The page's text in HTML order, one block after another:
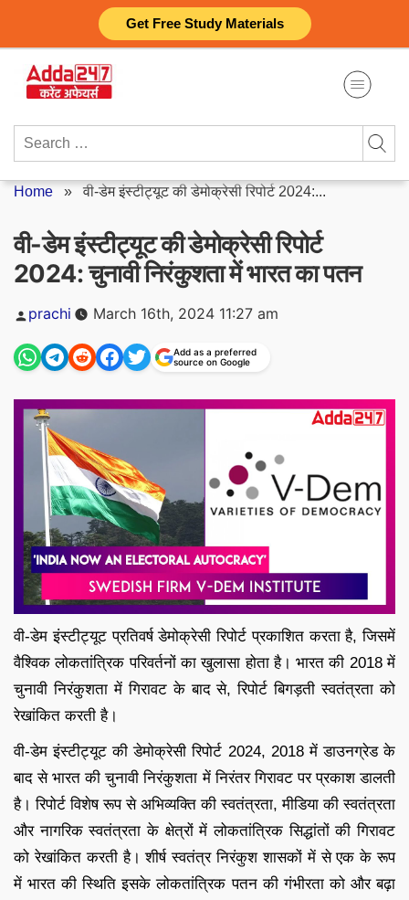
Get Free Study Materials
content
Search
Home »वी-डेम इंस्टीट्यूट की डेमोक्रेसी रिपोर्ट 2024:...
वी-डेम इंस्टीट्यूट की डेमोक्रेसी रिपोर्ट
2024: चुनावी निरंकुशता में भारत का पतन
Posted
by
prachi March 16th, 2024 11:27 am
Add as a preferred
source on Google
वी-डेम इंस्टीट्यूट प्रतिवर्ष डेमोक्रेसी रिपोर्ट प्रकाशित करता है, जिसमें
वैश्विक लोकतांत्रिक परिवर्तनों का खुलासा होता है। भारत की 2018 में
चुनावी निरंकुशता में गिरावट के बाद से, रिपोर्ट बिगड़ती स्वतंत्रता को
रेखांकित करती है।
वी-डेम इंस्टीट्यूट की डेमोक्रेसी रिपोर्ट 2024, 2018 में डाउनग्रेड के
बाद से भारत की चुनावी निरंकुशता में निरंतर गिरावट पर प्रकाश डालती
है। रिपोर्ट विशेष रूप से अभिव्यक्ति की स्वतंत्रता, मीडिया की स्वतंत्रता
और नागरिक स्वतंत्रता के क्षेत्रों में लोकतांत्रिक सिद्धांतों की गिरावट
को रेखांकित करती है। शीर्ष स्वतंत्र निरंकुश शासकों में से एक के रूप
में भारत की स्थिति इसके लोकतांत्रिक पतन की गंभीरता को और बढ़ा